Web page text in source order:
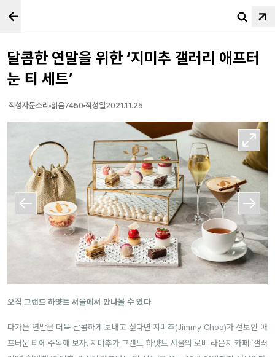
달콤한 연말을 위한 ‘지미추 갤러리 애프터
눈 티 세트’
작성자문소리 읽음7452 작성일2021.11.25
오직 그랜드 하얏트 서울에서 만나볼 수 있다
다가올 연말을 더욱 달콤하게 보내고 싶다면 지미추(Jimmy Choo)가 선보인 애
프터눈 티에 주목해 보자. 지미추가 그랜드 하얏트 서울의 로비 라운지 카페 ‘갤러
리’와 협업해 ‘지미추 갤러리 애프터눈 티 세트’를 오는 12월 31일까지 선보인다.
지미추의 시그니처 하이힐을 표현한 쿠키와 루비 초콜릿 롤리 팝, 캐러멜 초콜릿
오페라 케이크, 산딸기 크림 타르트, 다크 초콜릿 케이크 그리고 딸기 판나코타 등
이 메인 스위트로 구성돼 있다. 고급스러운 보석함에 담긴 주얼리를 연상케 하는
디스플레이 또한 눈여겨볼 만한 포인트로, 이외에도 갤러리 중앙에 풍성하게 차
려진 샤퀴테리, 세이버리, 티 샌드위치와 디저트를 맘껏 맛볼 수 있다. 매일 오후 1
지미추 그랜드하얏트서울 애프터눈티
JIMMYCHOO